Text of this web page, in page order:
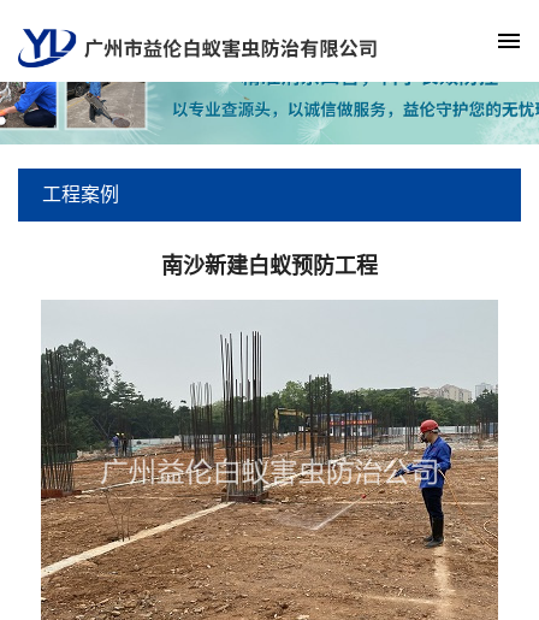
工程案例
南沙新建白蚁预防工程